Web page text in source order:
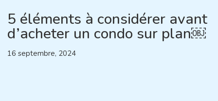
5 éléments à considérer avant
d’acheter un condo sur plan￼
16 septembre, 2024